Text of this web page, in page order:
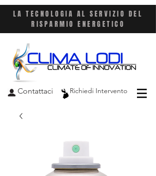
LA TECNOLOGIA AL SERVIZIO DEL
RISPARMIO ENERGETICO
Richiedi Intervento
Contattaci